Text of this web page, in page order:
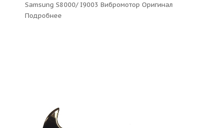
Samsung S8000/ I9003 Вибромотор Оригинал
Подробнее